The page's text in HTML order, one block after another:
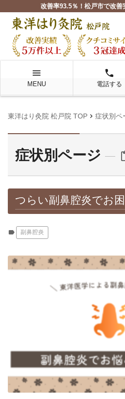
改善率93.5％！松戸市で改善
menu
MENU
local_phone
電話する
東洋はり灸院 松戸院 TOP chevron_right 症状別ペ
症状別ページ
つらい副鼻腔炎でお
label 副鼻腔炎